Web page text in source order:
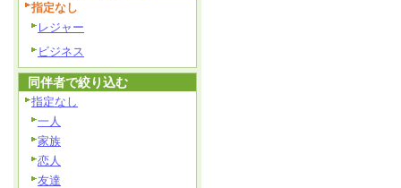
指定なし
レジャー
ビジネス
同伴者で絞り込む
指定なし
一人
家族
恋人
友達